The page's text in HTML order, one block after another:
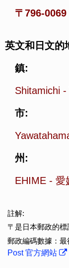
〒796-0069
英文和日文的
鎮:
Shitamichi -
市:
州:
EHIME - 愛
註解:
〒是日本郵政的標
郵政編碼數據：
Post 官方網站